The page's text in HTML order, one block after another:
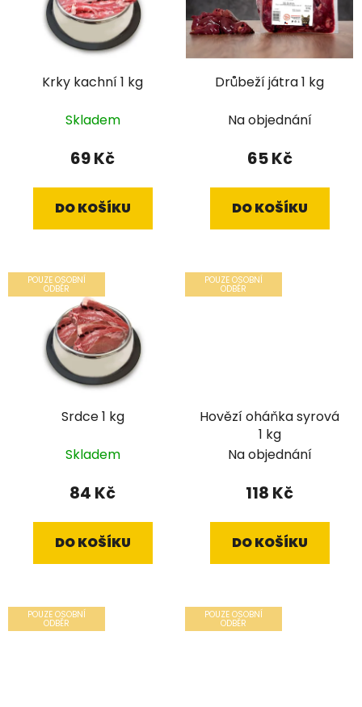
Krky kachní 1 kg
Skladem
69 Kč
DO KOŠÍKU
Drůbeží játra 1 kg
Na objednání
65 Kč
DO KOŠÍKU
POUZE OSOBNÍ
ODBĚR
Srdce 1 kg
Skladem
84 Kč
DO KOŠÍKU
POUZE OSOBNÍ
ODBĚR
Hovězí oháňka syrová
1 kg
Na objednání
118 Kč
DO KOŠÍKU
POUZE OSOBNÍ
ODBĚR
POUZE OSOBNÍ
ODBĚR